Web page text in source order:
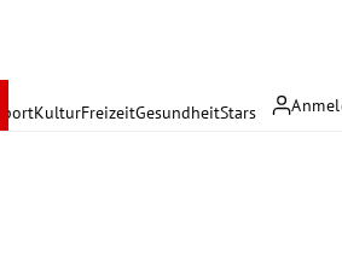
SportKulturFreizeitGesundheitStars